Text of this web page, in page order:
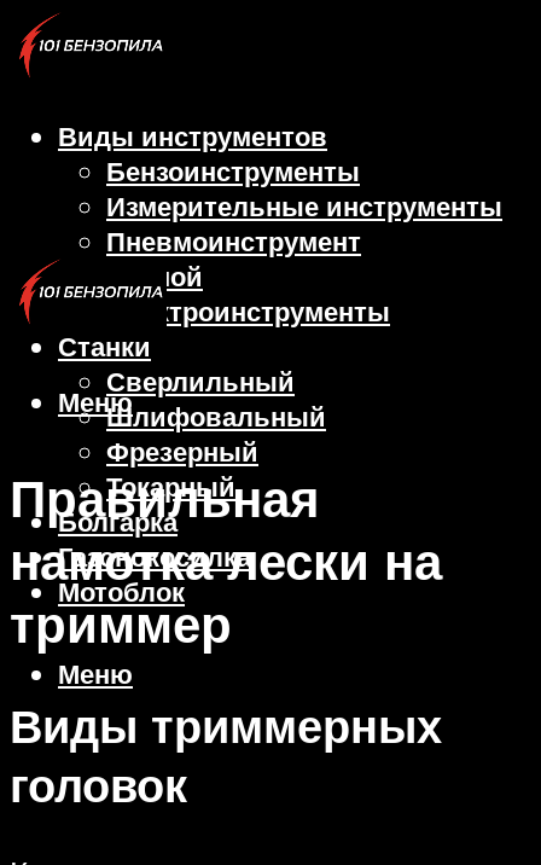
Виды инструментов
Бензоинструменты
Измерительные инструменты
Пневмоинструмент
Ручной
Электроинструменты
Станки
Сверлильный
Шлифовальный
Фрезерный
Токарный
Болгарка
Газонокосилка
Мотоблок
Меню
Меню
Правильная
намотка лески на
триммер
Виды триммерных
головок